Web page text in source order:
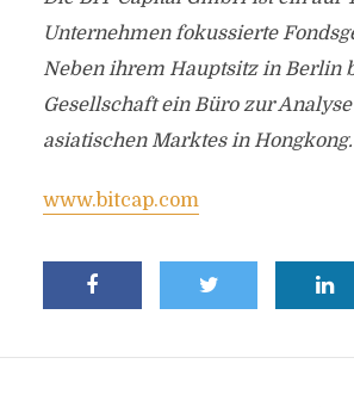
Unternehmen fokussierte
Neben ihrem Hauptsitz in Berlin
Gesellschaft ein Büro zur
asiatischen Marktes in Hongkong.
www.bitcap.com